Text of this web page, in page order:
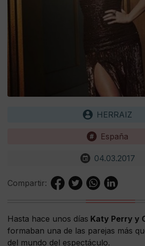
HERRAIZ
España
04.03.2017
Compartir:
Hasta hace unos días Katy Perry y
formaban una de las parejas más
del mundo del espectáculo.